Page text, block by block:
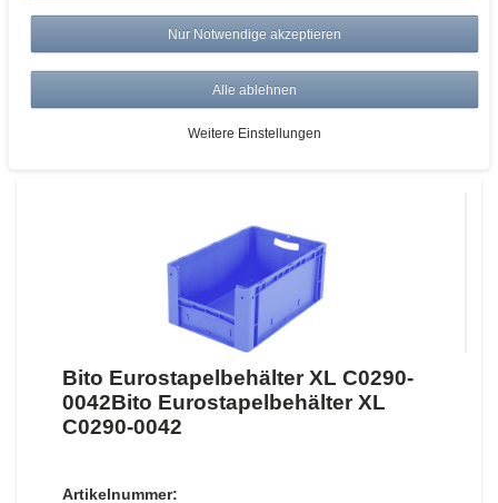
Hersteller: Bito-Lagertechnik
UVP 46,29 €44,95 €
*zzgl. ges. MwSt.zzgl.Versandkosten
Bito Eurostapelbehälter XL C0290-
0042Bito Eurostapelbehälter XL
C0290-0042
Artikelnummer:
Nur Notwendige akzeptieren
Alle ablehnen
Weitere Einstellungen